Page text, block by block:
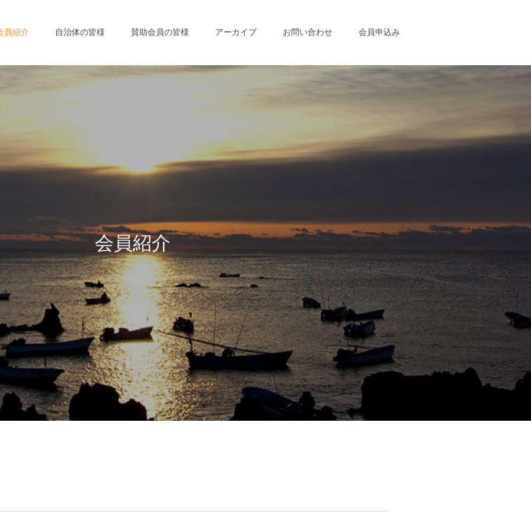
員紹介 自治体の皆様 賛助会員の皆様 アーカイブ お問い合わせ 会員申込み
会員紹介